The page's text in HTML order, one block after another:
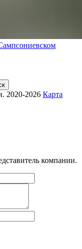
2020-2026 Карта
компании.